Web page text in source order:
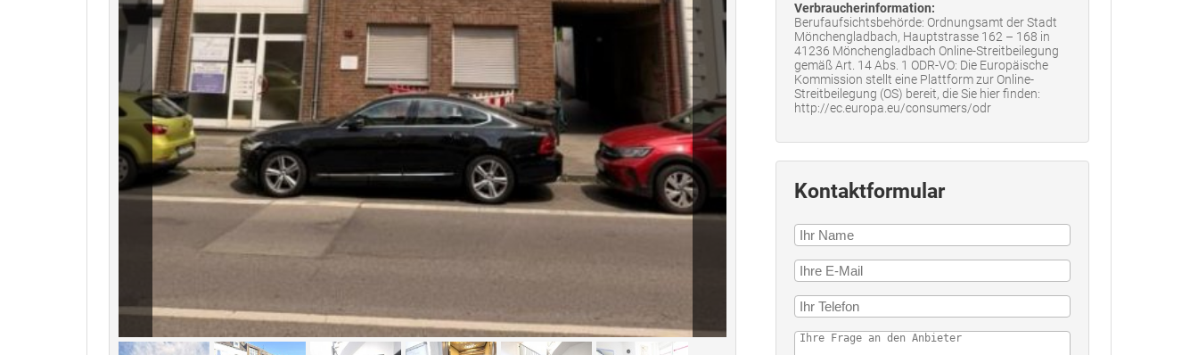
Verbraucherinformation:
Berufaufsichtsbehörde: Ordnungsamt der Stadt
Mönchengladbach, Hauptstrasse 162 – 168 in
41236 Mönchengladbach Online-Streitbeilegung
gemäß Art. 14 Abs. 1 ODR-VO: Die Europäische
Kommission stellt eine Plattform zur Online-
Streitbeilegung (OS) bereit, die Sie hier finden:
http://ec.europa.eu/consumers/odr
Kontaktformular